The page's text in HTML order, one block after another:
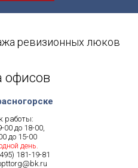
ревизионных люков
офисов
работы:
00 до 18-00,
до 15-00
день.
181-19-81